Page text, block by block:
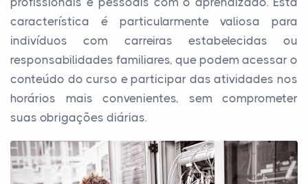
característica é particularmente valiosa para
indivíduos com carreiras estabelecidas ou
responsabilidades familiares, que podem acessar o
conteúdo do curso e participar das atividades nos
horários mais convenientes, sem comprometer
suas obrigações diárias.